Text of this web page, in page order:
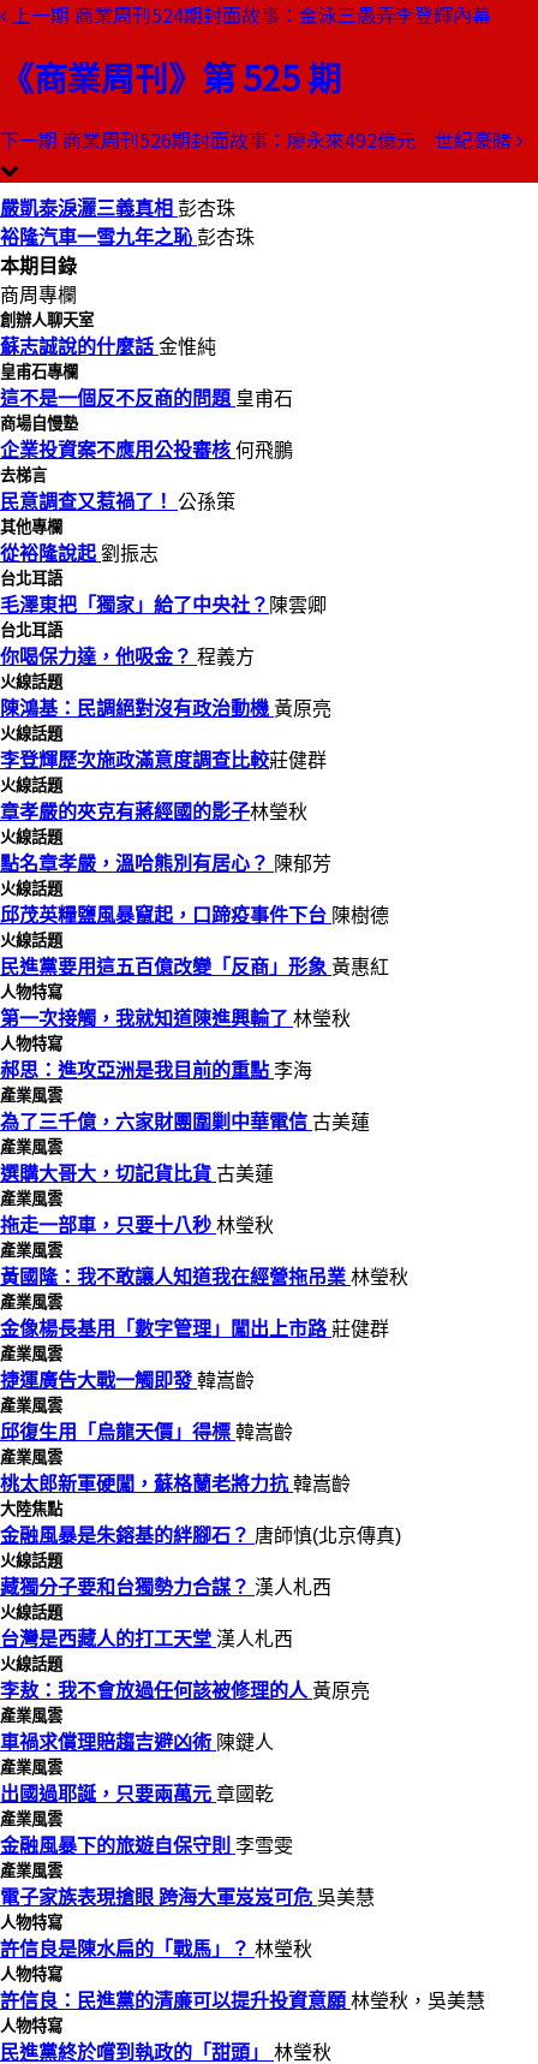
上一期 商業周刊524期封面故事：金泳三愚弄李登輝內幕
《商業周刊》第 525 期
下一期 商業周刊526期封面故事：廖永來492億元 世紀豪賭
本期目錄
嚴凱泰淚灑三義真相
嚴凱泰淚灑三義真相 彭杏珠
裕隆汽車一雪九年之恥 彭杏珠
本期目錄
商周專欄
創辦人聊天室
蘇志誠說的什麼話 金惟純
皇甫石專欄
這不是一個反不反商的問題 皇甫石
商場自慢塾
企業投資案不應用公投審核 何飛鵬
去梯言
民意調查又惹禍了！ 公孫策
其他專欄
從裕隆說起 劉振志
台北耳語
毛澤東把「獨家」給了中央社？ 陳雲卿
台北耳語
你喝保力達，他吸金？ 程義方
火線話題
陳鴻基：民調絕對沒有政治動機 黃原亮
火線話題
李登輝歷次施政滿意度調查比較莊健群
火線話題
章孝嚴的夾克有蔣經國的影子林瑩秋
火線話題
點名章孝嚴，溫哈熊別有居心？ 陳郁芳
火線話題
邱茂英糧鹽風暴竄起，口蹄疫事件下台 陳樹德
火線話題
民進黨要用這五百億改變「反商」形象 黃惠紅
人物特寫
第一次接觸，我就知道陳進興輸了 林瑩秋
人物特寫
郝思：進攻亞洲是我目前的重點 李海
產業風雲
為了三千億，六家財團圍剿中華電信 古美蓮
產業風雲
選購大哥大，切記貨比貨 古美蓮
產業風雲
拖走一部車，只要十八秒 林瑩秋
產業風雲
黃國隆：我不敢讓人知道我在經營拖吊業 林瑩秋
產業風雲
金像楊長基用「數字管理」闖出上市路莊健群
產業風雲
捷運廣告大戰一觸即發 韓嵩齡
產業風雲
邱復生用「烏龍天價」得標 韓嵩齡
產業風雲
桃太郎新軍硬闖，蘇格蘭老將力抗 韓嵩齡
大陸焦點
金融風暴是朱鎔基的絆腳石？ 唐師慎(北京傳真)
火線話題
藏獨分子要和台獨勢力合謀？ 漢人札西
火線話題
台灣是西藏人的打工天堂 漢人札西
火線話題
李敖：我不會放過任何該被修理的人 黃原亮
產業風雲
車禍求償理賠趨吉避凶術 陳鍵人
產業風雲
出國過耶誕，只要兩萬元 章國乾
產業風雲
金融風暴下的旅遊自保守則 李雪雯
產業風雲
電子家族表現搶眼 跨海大軍岌岌可危 吳美慧
人物特寫
許信良是陳水扁的「戰馬」？ 林瑩秋
人物特寫
許信良：民進黨的清廉可以提升投資意願 林瑩秋，吳美慧
人物特寫
民進黨終於嚐到執政的「甜頭」 林瑩秋